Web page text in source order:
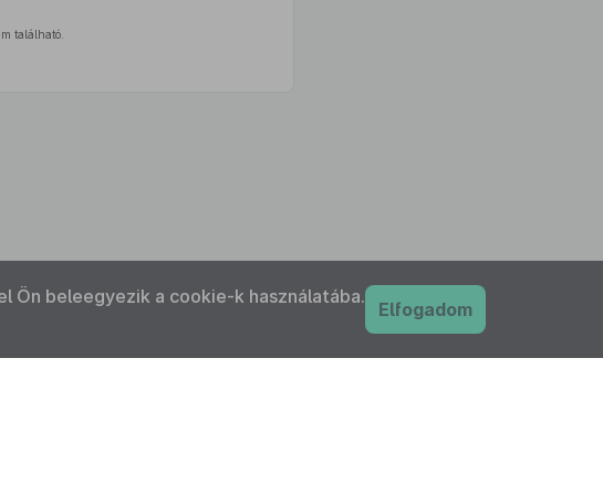
található.
Ön beleegyezik a cookie-k használatába.
Elfogadom